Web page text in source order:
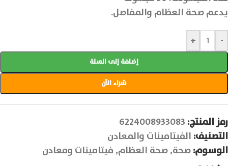
يدعم صحة العظام والمفاصل.
-
+
إضافة إلى السلة
شراء الآن
رمز المنتج: 6224008933083
التصنيف: الفيتامينات والمعادن
الوسوم:صحة,صحة العظام, فيتامينات ومعادن